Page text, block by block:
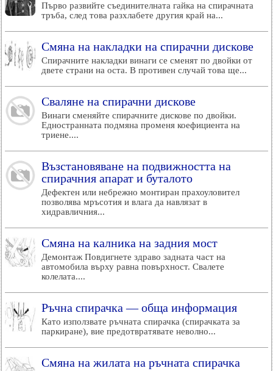
Първо развийте съединителната гайка на спирачната
тръба, след това разхлабете другия край на...
Смяна на накладки на спирачни дискове
Спирачните накладки винаги се сменят по двойки от
двете страни на оста. В противен случай това ще...
Сваляне на спирачни дискове
Винаги сменяйте спирачните дискове по двойки.
Едностранната подмяна променя коефициента на
триене....
Възстановяване на подвижността на
спирачния апарат и буталото
Дефектен или небрежно монтиран прахоуловител
позволява мръсотия и влага да навлязат в
хидравличния...
Смяна на калника на задния мост
Демонтаж Повдигнете здраво задната част на
автомобила върху равна повърхност. Свалете
колелата....
Ръчна спирачка — обща информация
Като използвате ръчната спирачка (спирачката за
паркиране), вие предотвратявате неволно...
Смяна на жилата на ръчната спирачка